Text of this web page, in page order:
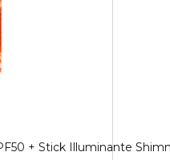
+ Stick Illuminante